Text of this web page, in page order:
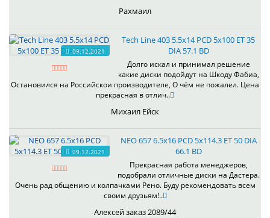
Рахмаил
09.12.2021
Tech Line 403 5.5x14 PCD 5x100 ET 35
DIA 57.1 BD
Долго искал и принимал решение
какие диски подойдут на Шкоду Фабиа,
Остановился на Российскои производителе, О чём не пожалел. Цена
прекрасная в отлич..
Михаил Ейск
09.12.2021
NEO 657 6.5x16 PCD 5x114.3 ET 50 DIA
66.1 BD
Прекрасная работа менеджеров,
подобрали отличные диски на Дастера.
Очень рад общению и колпачками Рено. Буду рекомендовать всем
своим друзьям!..
Алексей заказ 2089/44